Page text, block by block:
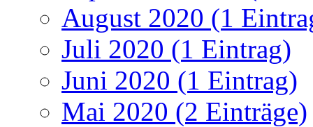
August 2020 (1
Juli 2020 (1 Eintrag)
Juni 2020 (1 Eintrag)
Mai 2020 (2 Einträge)